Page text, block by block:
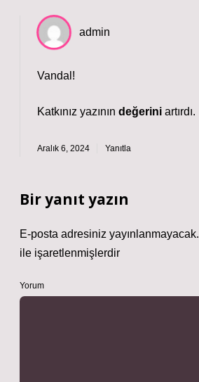
admin
Vandal!
Katkınız yazının değerini artırdı.
Aralık 6, 2024 Yanıtla
Bir yanıt yazın
E-posta adresiniz yayınlanmayacak.
ile işaretlenmişlerdir
Yorum